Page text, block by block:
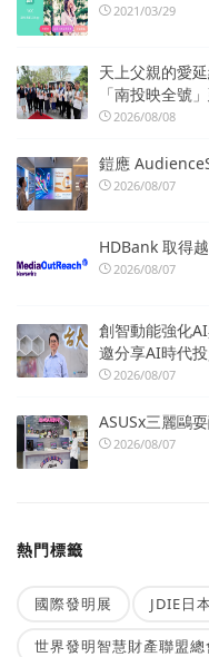
2021/03/29
天上父親的愛
「南投映全號
2026/08/08
鎧應
2026/08/07
HDBank 取得
2026/08/07
創智動能強化
邀分享AI時代
2026/08/07
ASUSx三麗鷗
2026/08/07
熱門標籤
國際發明展 JDIE日
世界發明智慧財產聯盟總